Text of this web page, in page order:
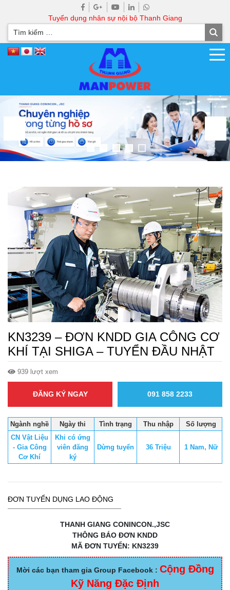
Tuyển dụng nhân sự nội bộ Thanh Giang
KN3239 – ĐƠN KNDD GIA CÔNG CƠ
KHÍ TẠI SHIGA – TUYỂN ĐẦU NHẬT
939 lượt xem
ĐĂNG KÝ NGAY 091 858 2233
Ngành nghề Ngày thi Tình trạng Thu nhập
Số lượng
CN Vật Liệu
- Gia Công
Cơ Khí
Khi có ứng
viên đăng
ký
Dừng tuyển 36 Triệu 1 Nam, Nữ
ĐƠN TUYỂN DỤNG LAO ĐỘNG
THANH GIANG CONINCON.,JSC
THÔNG BÁO ĐƠN KNDD
MÃ ĐƠN TUYỂN: KN3239
Mời các bạn tham gia Group Facebook : Cộng Đồng
Kỹ Năng Đặc Định